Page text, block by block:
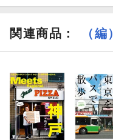
関連商品 ： （